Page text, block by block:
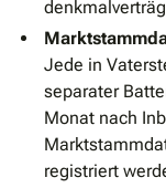
Jede in
separater
Monat nach
registriert